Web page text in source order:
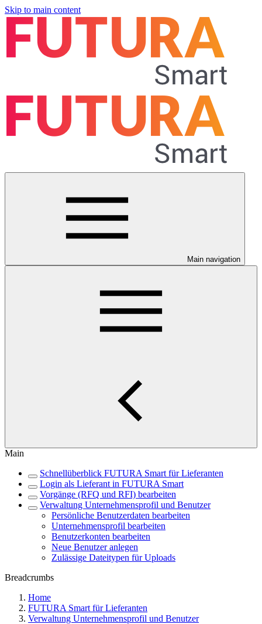
Skip to main content
Main navigation
Main
Schnellüberblick FUTURA Smart für Lieferanten
Login als Lieferant in FUTURA Smart
Vorgänge (RFQ und RFI) bearbeiten
Verwaltung Unternehmensprofil und Benutzer
Persönliche Benutzerdaten bearbeiten
Unternehmensprofil bearbeiten
Benutzerkonten bearbeiten
Neue Benutzer anlegen
Zulässige Dateitypen für Uploads
Breadcrumbs
Home
FUTURA Smart für Lieferanten
Verwaltung Unternehmensprofil und Benutzer